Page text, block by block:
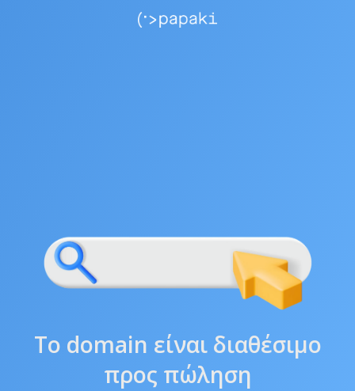
Το domain είναι διαθέσιμο
προς πώληση